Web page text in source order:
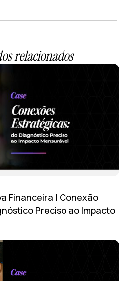
relacionados
Financeira | Conexão
Preciso ao Impacto